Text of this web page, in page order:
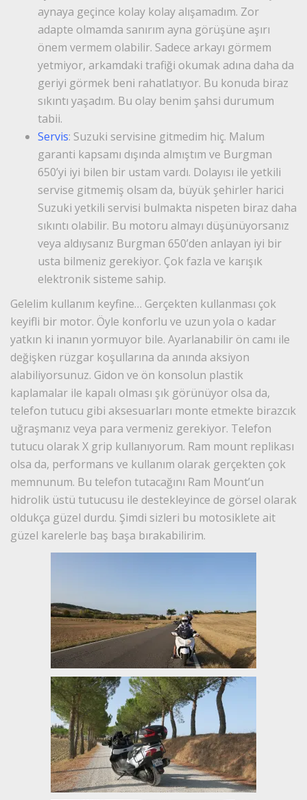
aynaya geçince kolay kolay alışamadım. Zor
adapte olmamda sanırım ayna görüşüne aşırı
önem vermem olabilir. Sadece arkayı görmem
yetmiyor, arkamdaki trafiği okumak adına daha da
geriyi görmek beni rahatlatıyor. Bu konuda biraz
sıkıntı yaşadım. Bu olay benim şahsi durumum
tabii.
Servis: Suzuki servisine gitmedim hiç. Malum
garanti kapsamı dışında almıştım ve Burgman
650’yi iyi bilen bir ustam vardı. Dolayısı ile yetkili
servise gitmemiş olsam da, büyük şehirler harici
Suzuki yetkili servisi bulmakta nispeten biraz daha
sıkıntı olabilir. Bu motoru almayı düşünüyorsanız
veya aldıysanız Burgman 650’den anlayan iyi bir
usta bilmeniz gerekiyor. Çok fazla ve karışık
elektronik sisteme sahip.
Gelelim kullanım keyfine… Gerçekten kullanması çok
keyifli bir motor. Öyle konforlu ve uzun yola o kadar
yatkın ki inanın yormuyor bile. Ayarlanabilir ön camı ile
değişken rüzgar koşullarına da anında aksiyon
alabiliyorsunuz. Gidon ve ön konsolun plastik
kaplamalar ile kapalı olması şık görünüyor olsa da,
telefon tutucu gibi aksesuarları monte etmekte birazcık
uğraşmanız veya para vermeniz gerekiyor. Telefon
tutucu olarak X grip kullanıyorum. Ram mount replikası
olsa da, performans ve kullanım olarak gerçekten çok
memnunum. Bu telefon tutacağını Ram Mount’un
hidrolik üstü tutucusu ile destekleyince de görsel olarak
oldukça güzel durdu. Şimdi sizleri bu motosiklete ait
güzel karelerle baş başa bırakabilirim.